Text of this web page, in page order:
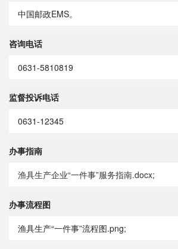
中国邮政EMS。
咨询电话
0631-5810819
监督投诉电话
0631-12345
办事指南
渔具生产企业“一件事”服务指南.docx;
办事流程图
渔具生产“一件事”流程图.png;